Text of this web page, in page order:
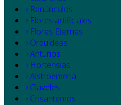
Ranúnculos
Flores artificiales
Flores Eternas
Orquídeas
Anturios
Hortensias
Alstroemeria
Claveles
Crisantemos